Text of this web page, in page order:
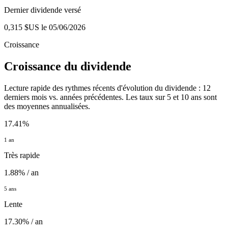
Dernier dividende versé
0,315 $US le 05/06/2026
Croissance
Croissance du dividende
Lecture rapide des rythmes récents d'évolution du dividende : 12
derniers mois vs. années précédentes. Les taux sur 5 et 10 ans sont
des moyennes annualisées.
17.41%
1 an
Très rapide
1.88% / an
5 ans
Lente
17.30% / an